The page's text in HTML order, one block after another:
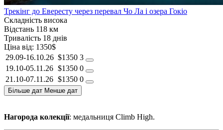
Трекінг до Евересту через перевал Чо Ла і озера Гокіо
Складність висока
Відстань 118 км
Тривалість 18 днів
Ціна від: 1350$
29.09-16.10.26 $1350 3
19.10-05.11.26 $1350 0
21.10-07.11.26 $1350 0
Більше дат Менше дат
Нагорода колекції: медальниця Climb High.